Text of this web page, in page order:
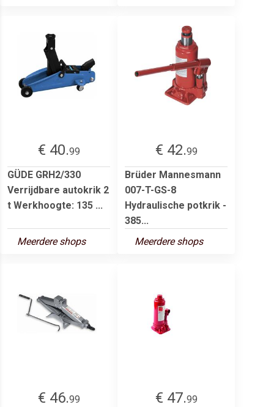
€ 40.99
GÜDE GRH2/330
Verrijdbare autokrik 2
t Werkhoogte: 135 ...
Meerdere shops
€ 42.99
Brüder Mannesmann
007-T-GS-8
Hydraulische potkrik -
385...
Meerdere shops
€ 46.99
€ 47.99